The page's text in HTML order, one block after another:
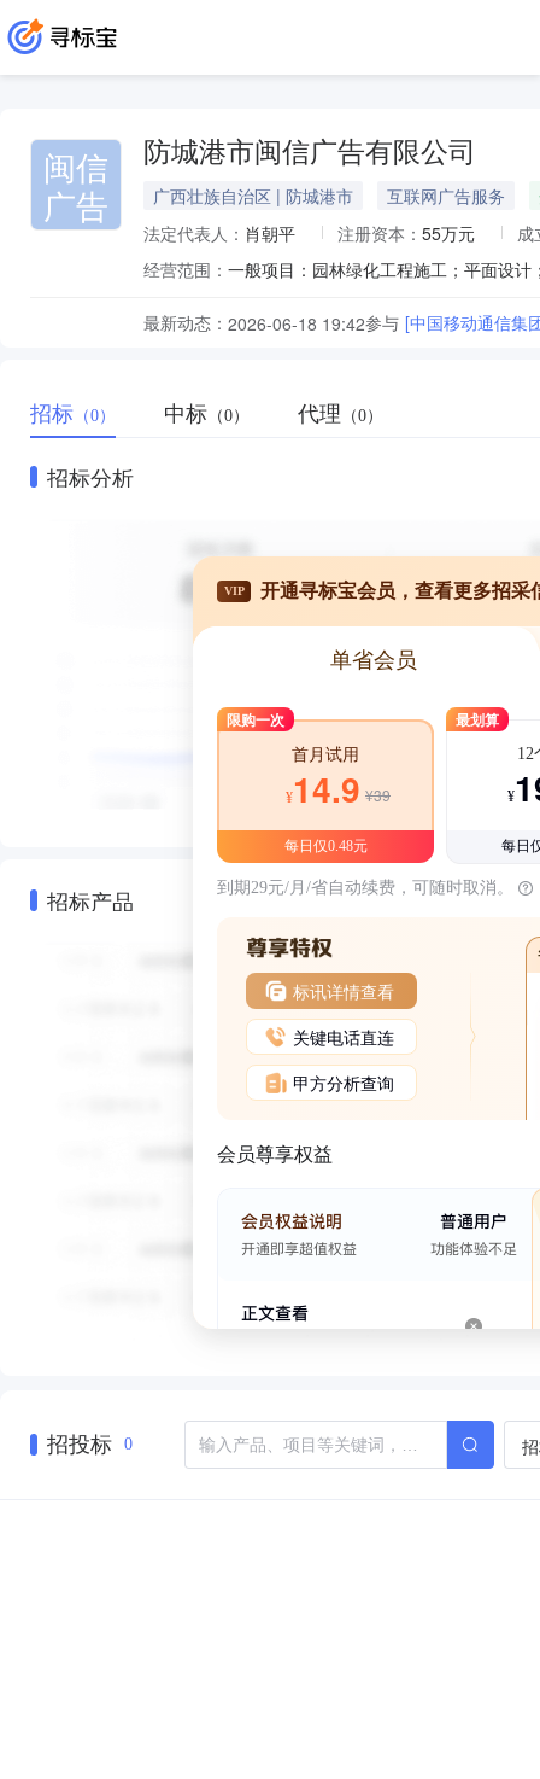
闽信
广告
防城港市闽信广告有限公司
广西壮族自治区 | 防城港市 互联网广告服务
法定代表人： 肖朝平 注册资本： 55万元
成
经营范围：
最新动态： 2026-06-18 19:42参与 [中国移动通信集
招标 （0） 中标 （0） 代理 （0）
招标分析
招标产品
VIP 开通寻标宝会员，查看更多招采
单省会员
限购一次
首月试用
¥14.9 ¥39
每日仅0.48元
最划算
12
¥
每日
到期29元/月/省自动续费，可随时取消。
标讯详情查看
关键电话直连
甲方分析查询
会员尊享权益
招投标 0